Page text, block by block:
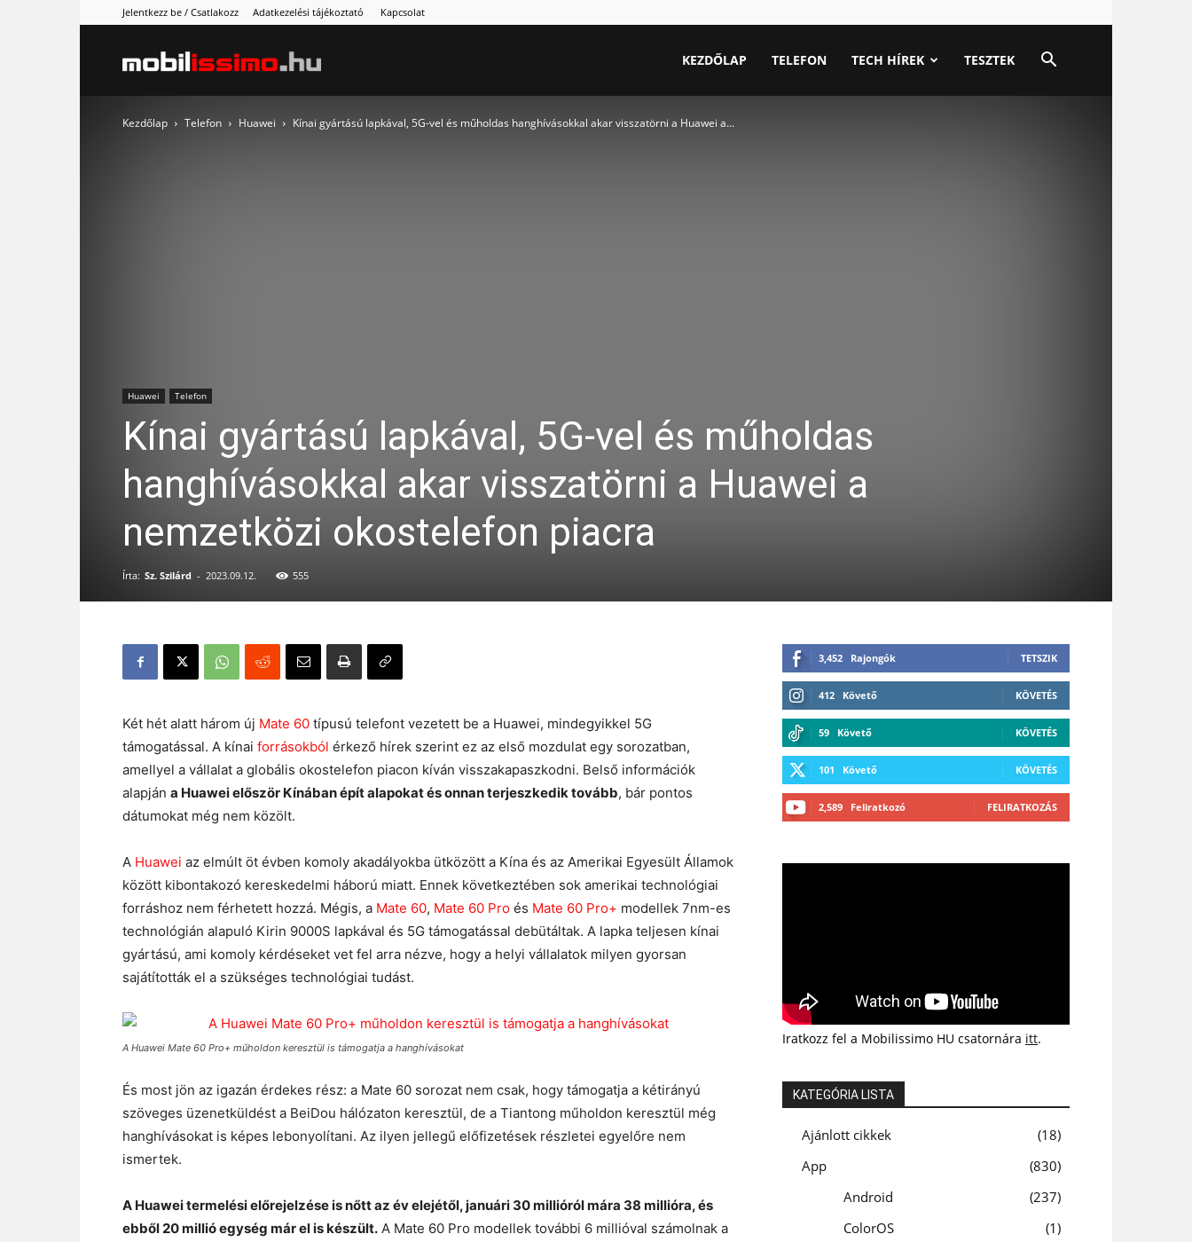
Jelentkezz be / Csatlakozz Adatkezelési tájékoztató Kapcsolat
Mobilissimo.hu KEZDŐLAP TELEFON TECH HÍREK TESZTEK
Kezdőlap Telefon Huawei Kínai gyártású lapkával, 5G-vel és műholdas hanghívásokkal akar visszatörni a Huawei a...
Huawei Telefon
Kínai gyártású lapkával, 5G-vel és műholdas
hanghívásokkal akar visszatörni a Huawei a
nemzetközi okostelefon piacra
Írta: Sz. Szilárd - 2023.09.12. 555
Két hét alatt három új Mate 60 típusú telefont vezetett be a Huawei, mindegyikkel 5G
támogatással. A kínai forrásokból érkező hírek szerint ez az első mozdulat egy sorozatban,
amellyel a vállalat a globális okostelefon piacon kíván visszakapaszkodni. Belső információk
alapján a Huawei először Kínában épít alapokat és onnan terjeszkedik tovább, bár pontos
dátumokat még nem közölt.
A Huawei az elmúlt öt évben komoly akadályokba ütközött a Kína és az Amerikai Egyesült Államok
között kibontakozó kereskedelmi háború miatt. Ennek következtében sok amerikai technológiai
forráshoz nem férhetett hozzá. Mégis, a Mate 60, Mate 60 Pro és Mate 60 Pro+ modellek 7nm-es
technológián alapuló Kirin 9000S lapkával és 5G támogatással debütáltak. A lapka teljesen kínai
gyártású, ami komoly kérdéseket vet fel arra nézve, hogy a helyi vállalatok milyen gyorsan
sajátították el a szükséges technológiai tudást.
A Huawei Mate 60 Pro+ műholdon keresztül is támogatja a hanghívásokat
És most jön az igazán érdekes rész: a Mate 60 sorozat nem csak, hogy támogatja a kétirányú
szöveges üzenetküldést a BeiDou hálózaton keresztül, de a Tiantong műholdon keresztül még
hanghívásokat is képes lebonyolítani. Az ilyen jellegű előfizetések részletei egyelőre nem
ismertek.
A Huawei termelési előrejelzése is nőtt az év elejétől, januári 30 millióról mára 38 millióra, és
ebből 20 millió egység már el is készült. A Mate 60 Pro modellek további 6 millióval számolnak a
3,452 Rajongók TETSZIK
412 Követő KÖVETÉS
59 Követő KÖVETÉS
101 Követő KÖVETÉS
2,589 Feliratkozó FELIRATKOZÁS
Iratkozz fel a Mobilissimo HU csatornára itt.
KATEGÓRIA LISTA
Ajánlott cikkek
18
App
830
Android
237
ColorOS
1